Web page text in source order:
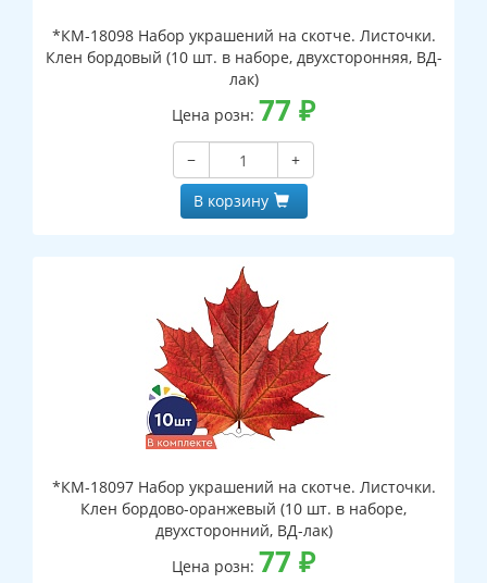
*КМ-18098 Набор украшений на скотче. Листочки.
Клен бордовый (10 шт. в наборе, двухсторонняя, ВД-
лак)
Цена розн: 77 ₽
−
+
В корзину
*КМ-18097 Набор украшений на скотче. Листочки.
Клен бордово-оранжевый (10 шт. в наборе,
двухсторонний, ВД-лак)
Цена розн: 77 ₽